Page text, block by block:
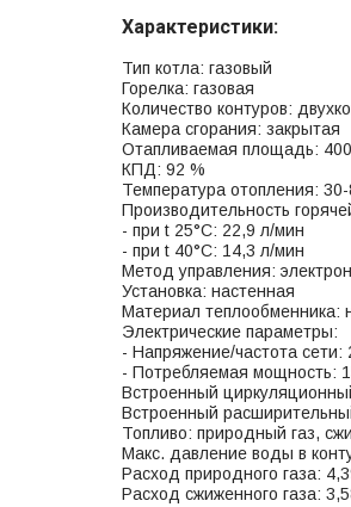
Характеристики:
Тип котла: газовый
Горелка: газовая
Количество контуров:
Камера сгорания: закрытая
Отапливаемая площадь:
КПД: 92 %
Температура отопления:
Производительность
- при t 25°C: 22,9 л/мин
- при t 40°C: 14,3 л/мин
Метод управления:
Установка: настенная
Материал теплообменника:
Электрические параметры:
- Напряжение/частота сети:
- Потребляемая мощность:
Встроенный
Встроенный
Топливо: природный газ,
Макс. давление воды в
Расход природного газа:
Расход сжиженного газа: